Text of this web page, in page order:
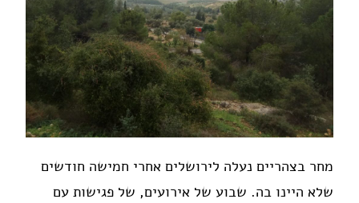
מחר בצהריים נעלה לירושלים אחרי חמישה חודשים
שלא היינו בה. שבוע של אירועים, של פגישות עם